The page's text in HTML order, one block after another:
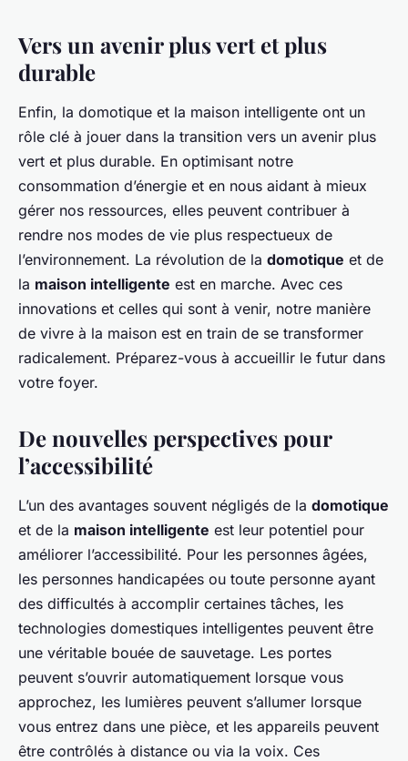
Vers un avenir plus vert et plus
durable
Enfin, la domotique et la maison intelligente ont un
rôle clé à jouer dans la transition vers un avenir plus
vert et plus durable. En optimisant notre
consommation d’énergie et en nous aidant à mieux
gérer nos ressources, elles peuvent contribuer à
rendre nos modes de vie plus respectueux de
l’environnement. La révolution de la domotique et de
la maison intelligente est en marche. Avec ces
innovations et celles qui sont à venir, notre manière
de vivre à la maison est en train de se transformer
radicalement. Préparez-vous à accueillir le futur dans
votre foyer.
De nouvelles perspectives pour
l’accessibilité
L’un des avantages souvent négligés de la domotique
et de la maison intelligente est leur potentiel pour
améliorer l’accessibilité. Pour les personnes âgées,
les personnes handicapées ou toute personne ayant
des difficultés à accomplir certaines tâches, les
technologies domestiques intelligentes peuvent être
une véritable bouée de sauvetage. Les portes
peuvent s’ouvrir automatiquement lorsque vous
approchez, les lumières peuvent s’allumer lorsque
vous entrez dans une pièce, et les appareils peuvent
être contrôlés à distance ou via la voix. Ces